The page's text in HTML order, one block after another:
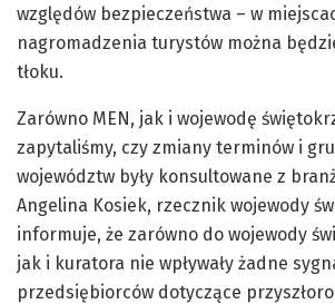
względów bezpieczeństwa – w
nagromadzenia turystów można
tłoku.
Zarówno MEN, jak i wojewodę
zapytaliśmy, czy zmiany terminów i
województw były konsultowane z
Angelina Kosiek, rzecznik wojewody
informuje, że zarówno do wojewody
jak i kuratora nie wpływały żadne
przedsiębiorców dotyczące